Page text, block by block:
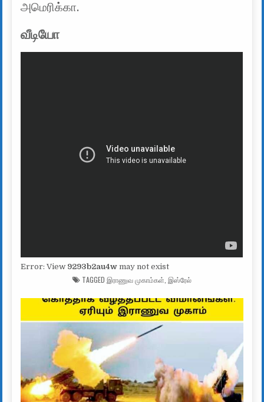
அமெரிக்கா.
வீடியோ
Error: View 9293b2au4w may not exist
TAGGED இராணுவ முகாம்கள் இஸ்ரேல்